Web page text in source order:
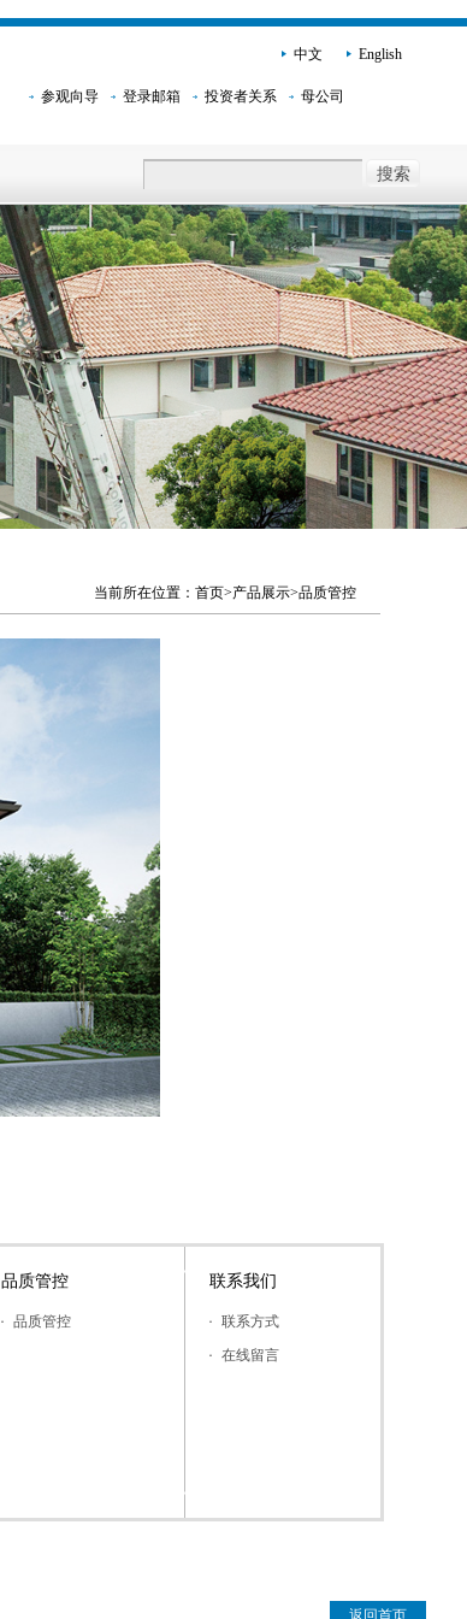
中文 English
参观向导 登录邮箱 投资者关系 母公司
当前所在位置：首页>产品展示>品质管控
品质管控
品质管控
联系我们
联系方式
在线留言
返回首页